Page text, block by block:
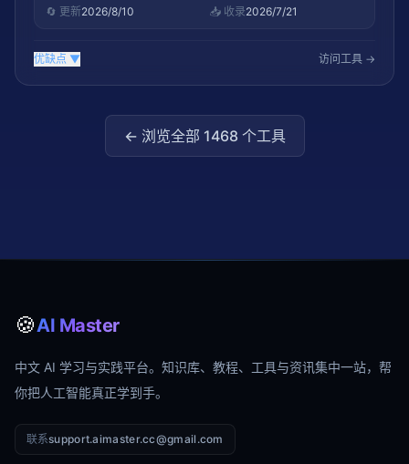
🔄 更新2026/8/10 📥 收录2026/7/21
优缺点 ▼ 访问工具 →
← 浏览全部 1468 个工具
🍪AI Master
中文 AI 学习与实践平台。知识库、教程、工具与资讯集中一站，帮
你把人工智能真正学到手。
联系support.aimaster.cc@gmail.com